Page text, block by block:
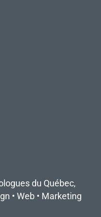
du Québec,
• Web • Marketing